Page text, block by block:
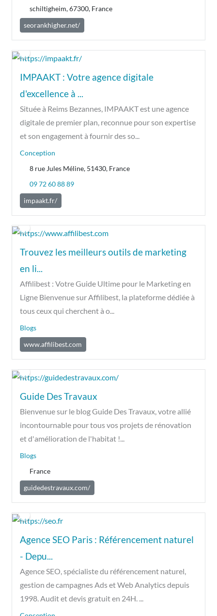
schiltigheim, 67300, France
seorankhigher.net/
IMPAAKT : Votre agence digitale
d'excellence à ...
Située à Reims Bezannes, IMPAAKT est une agence
digitale de premier plan, reconnue pour son expertise
et son engagement à fournir des so...
Conception
8 rue Jules Méline, 51430, France
09 72 60 88 89
impaakt.fr/
Trouvez les meilleurs outils de marketing
en li...
Affilibest : Votre Guide Ultime pour le Marketing en
Ligne Bienvenue sur Affilibest, la plateforme dédiée à
tous ceux qui cherchent à o...
Blogs
www.affilibest.com
Guide Des Travaux
Bienvenue sur le blog Guide Des Travaux, votre allié
incontournable pour tous vos projets de rénovation
et d'amélioration de l'habitat !...
Blogs
France
guidedestravaux.com/
Agence SEO Paris : Référencement naturel
- Depu...
Agence SEO, spécialiste du référencement naturel,
gestion de campagnes Ads et Web Analytics depuis
1998. Audit et devis gratuit en 24H. ...